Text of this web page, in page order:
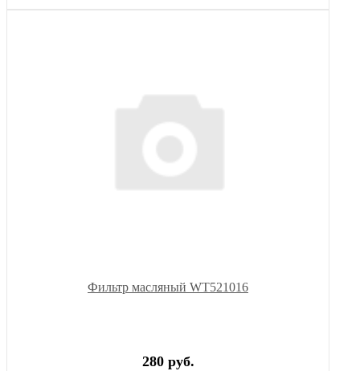
Фильтр масляный WT521016
280 руб.